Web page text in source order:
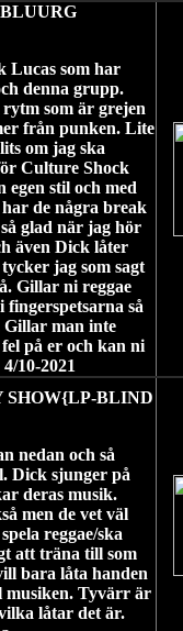
Lucas som har
denna grupp.
som är grejen
från punken. Lite
om jag ska
Culture Shock
egen stil och med
de några break
glad när jag hör
även Dick låter
jag som sagt
Gillar ni reggae
fingerspetsarna så
Gillar man inte
på er och kan ni
10-2021
SHOW{LP-BLIND
nedan och så
Dick sjunger på
deras musik.
men de vet väl
reggae/ska
att träna till som
bara låta handen
musiken. Tyvärr är
låtar det är.